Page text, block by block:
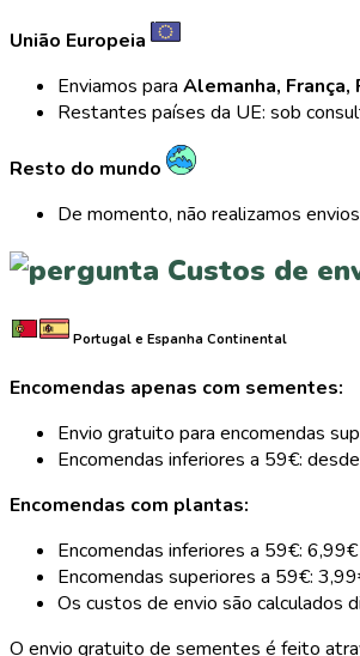
União Europeia
Enviamos para Alemanha,
Restantes países da UE: sob
Resto do mundo
De momento, não realizamos
Custos de
Portugal e Espanha Continental
Encomendas apenas com sementes:
Envio gratuito para encomendas
Encomendas inferiores a 59€:
Encomendas com plantas:
Encomendas inferiores a 59€:
Encomendas superiores a 59€:
Os custos de envio são calculados
O envio gratuito de sementes é feito